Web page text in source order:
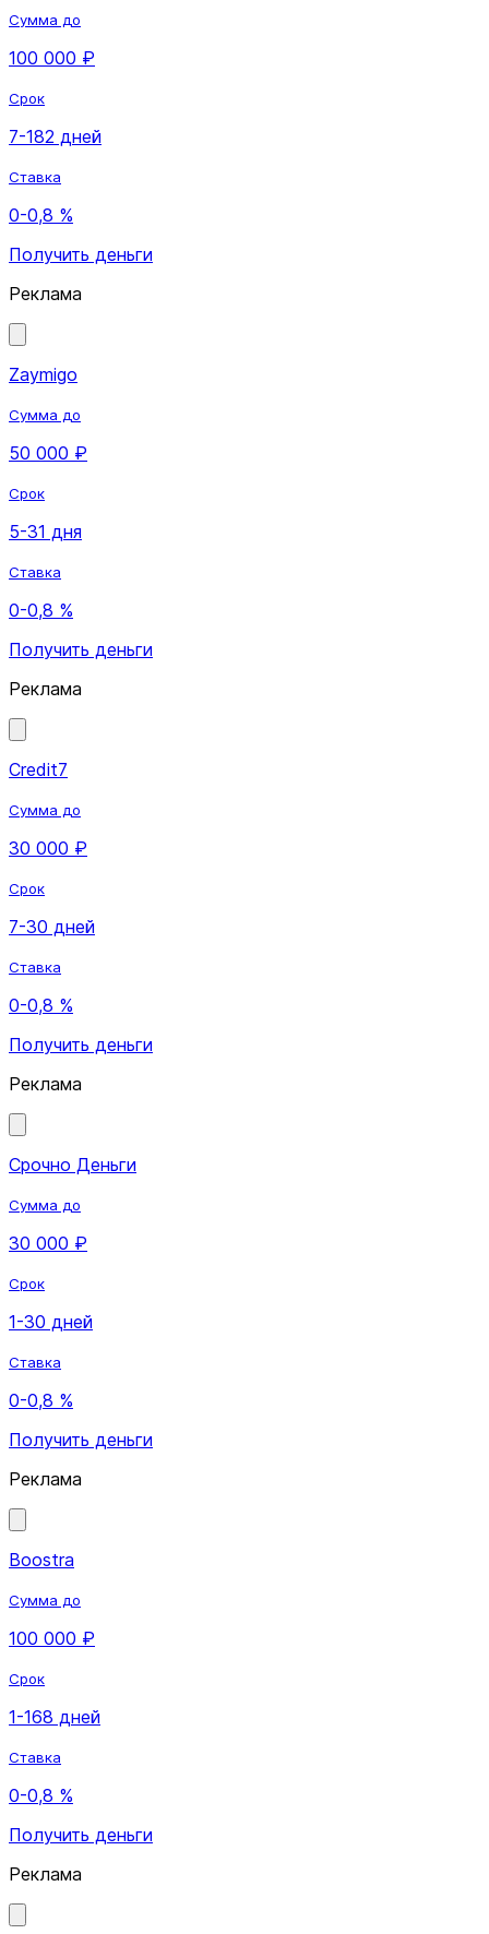
Сумма до
100 000 ₽
Срок
7-182 дней
Ставка
0-0,8 %
Получить деньги
Реклама
Zaymigo
Сумма до
50 000 ₽
Срок
5-31 дня
Ставка
0-0,8 %
Получить деньги
Реклама
Credit7
Сумма до
30 000 ₽
Срок
7-30 дней
Ставка
0-0,8 %
Получить деньги
Реклама
Срочно Деньги
Сумма до
30 000 ₽
Срок
1-30 дней
Ставка
0-0,8 %
Получить деньги
Реклама
Boostra
Сумма до
100 000 ₽
Срок
1-168 дней
Ставка
0-0,8 %
Получить деньги
Реклама